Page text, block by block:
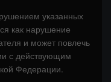
указанных
как нарушение
и может повлечь
с действующим
Федерации.